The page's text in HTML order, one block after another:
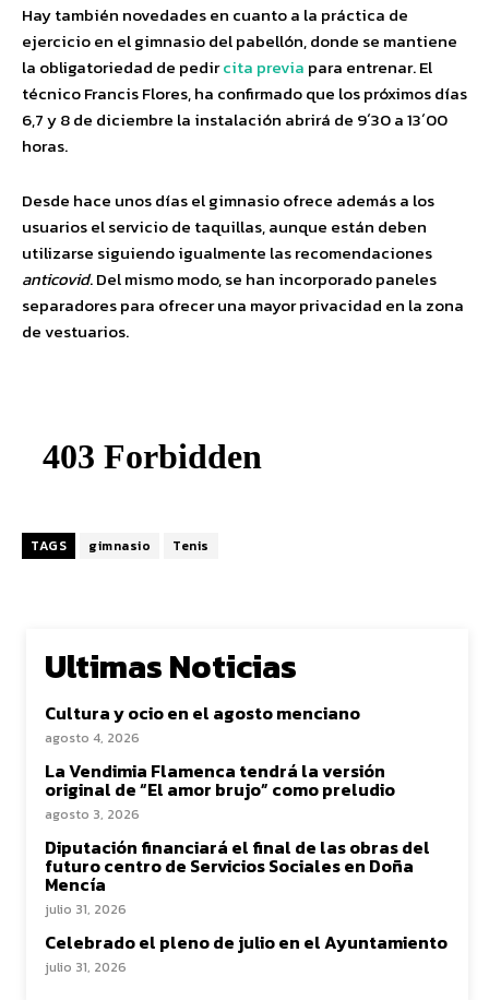
Hay también novedades en cuanto a la práctica de
ejercicio en el gimnasio del pabellón, donde se mantiene
la obligatoriedad de pedircita previa para entrenar. El
técnico Francis Flores, ha confirmado que los próximos días
6,7 y 8 de diciembre la instalación abrirá de 9´30 a 13´00
horas.
Desde hace unos días el gimnasio ofrece además a los
usuarios el servicio de taquillas, aunque están deben
utilizarse siguiendo igualmente las recomendaciones
anticovid. Del mismo modo, se han incorporado paneles
separadores para ofrecer una mayor privacidad en la zona
de vestuarios.
TAGS gimnasio Tenis
Ultimas Noticias
Cultura y ocio en el agosto menciano
agosto 4, 2026
La Vendimia Flamenca tendrá la versión
original de “El amor brujo” como preludio
agosto 3, 2026
Diputación financiará el final de las obras del
futuro centro de Servicios Sociales en Doña
Mencía
julio 31, 2026
Celebrado el pleno de julio en el Ayuntamiento
julio 31, 2026